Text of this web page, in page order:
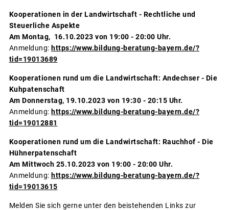
Kooperationen in der Landwirtschaft - Rechtliche und
Steuerliche Aspekte
Am Montag, 16.10.2023 von 19:00 - 20:00 Uhr.
Anmeldung: https://www.bildung-beratung-bayern.de/?
tid=19013689
Kooperationen rund um die Landwirtschaft: Andechser - Die
Kuhpatenschaft
Am Donnerstag, 19.10.2023 von 19:30 - 20:15 Uhr.
Anmeldung: https://www.bildung-beratung-bayern.de/?
tid=19012881
Kooperationen rund um die Landwirtschaft: Rauchhof - Die
Hühnerpatenschaft
Am Mittwoch 25.10.2023 von 19:00 - 20:00 Uhr.
Anmeldung: https://www.bildung-beratung-bayern.de/?
tid=19013615
Melden Sie sich gerne unter den beistehenden Links zur